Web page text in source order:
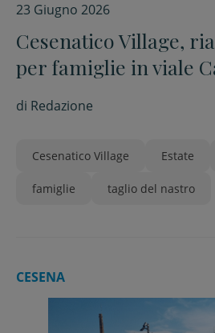
23 Giugno 2026
Cesenatico Village,
per famiglie in viale
di Redazione
Cesenatico Village Estate
famiglie taglio del nastro
CESENA